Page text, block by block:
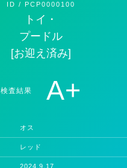
ID / PCP0000100
トイ・
プードル
[お迎え済み]
検査結果 A+
オス
レッド
2024.9.17